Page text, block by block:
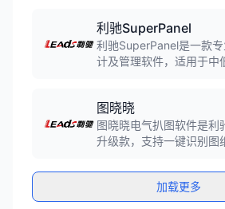
利驰SuperPanel
利驰SuperPanel是一款
计及管理软件，适用于中
套料。
图晓晓
图晓晓电气扒图软件是
升级款，支持一键识别图
JPG等多种图纸格式。
加载更多